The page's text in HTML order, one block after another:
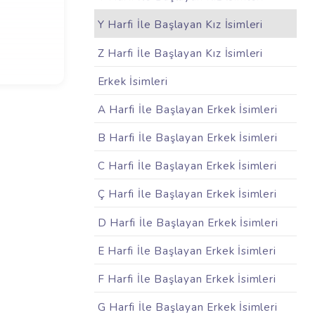
Y Harfi İle Başlayan Kız İsimleri
Z Harfi İle Başlayan Kız İsimleri
Erkek İsimleri
A Harfi İle Başlayan Erkek İsimleri
B Harfi İle Başlayan Erkek İsimleri
C Harfi İle Başlayan Erkek İsimleri
Ç Harfi İle Başlayan Erkek İsimleri
D Harfi İle Başlayan Erkek İsimleri
E Harfi İle Başlayan Erkek İsimleri
F Harfi İle Başlayan Erkek İsimleri
G Harfi İle Başlayan Erkek İsimleri